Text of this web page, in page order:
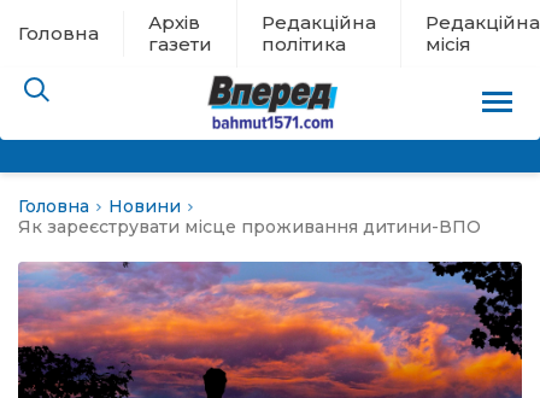
Головна
Архів
газети
Редакційна
політика
Редакційна
місія
евакуації
Головна
Новини
Як зареєструвати місце проживання дитини-ВПО